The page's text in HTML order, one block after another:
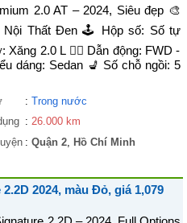
2.0 AT – 2024, Siêu đẹp 🎨
Nội Thất Đen 🕹️ Hộp số: Số tự
2.0 L 🚴‍♀️ Dẫn động: FWD -
dáng: Sedan 💺 Số chỗ ngồi: 5
: Trong nước
: 26.000 km
: Quận 2, Hồ Chí Minh
2024, màu Đỏ, giá 1,079